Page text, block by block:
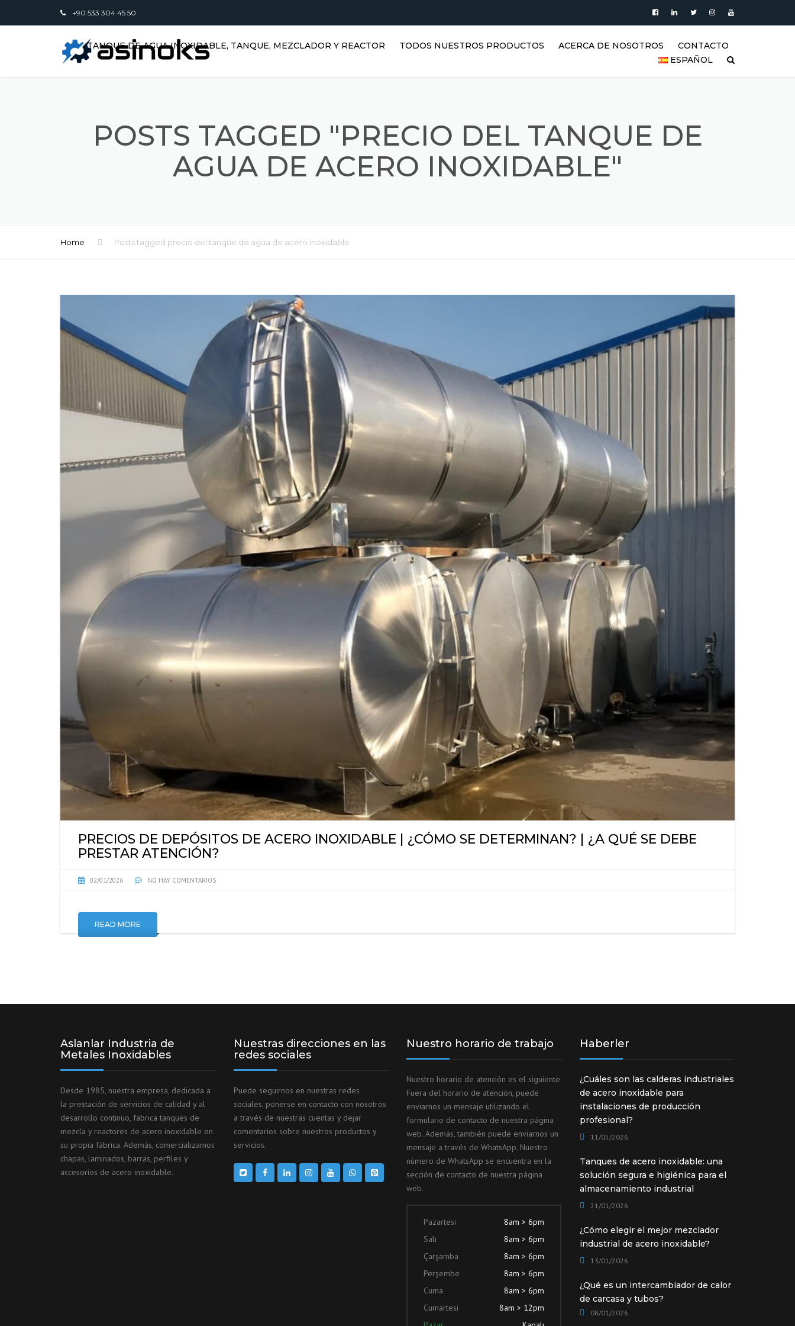
+90 533 304 45 50
TANQUE DE AGUA INOXIDABLE, TANQUE, MEZCLADOR Y REACTOR TODOS NUESTROS PRODUCTOS
TANQUES VERTICALES DE
ACERO INOXIDABLE |
DEPÓSITOS DE AGUA
VERTICALES
ACERCA DE NOSOTROS
BLOG
GALERÍA DE TANQUES DE
ACERO INOXIDABLE Y
CONTACTO
ESPAÑOL
TÜRKÇE
POSTS TAGGED "PRECIO DEL TANQUE DE
AGUA DE ACERO INOXIDABLE"
Home Posts tagged precio del tanque de agua de acero inoxidable
PRECIOS DE DEPÓSITOS DE ACERO INOXIDABLE | ¿CÓMO SE DETERMINAN? | ¿A QUÉ SE DEBE
PRESTAR ATENCIÓN?
02/01/2026 NO HAY COMENTARIOS
READ MORE
Aslanlar Industria de
Metales Inoxidables
Desde 1985, nuestra empresa, dedicada a
la prestación de servicios de calidad y al
desarrollo continuo, fabrica tanques de
mezcla y reactores de acero inoxidable en
su propia fábrica. Además, comercializamos
chapas, laminados, barras, perfiles y
accesorios de acero inoxidable.
Nuestras direcciones en las
redes sociales
Puede seguirnos en nuestras redes
sociales, ponerse en contacto con nosotros
a través de nuestras cuentas y dejar
comentarios sobre nuestros productos y
servicios.
Nuestro horario de trabajo
Nuestro horario de atención es el siguiente.
Fuera del horario de atención, puede
enviarnos un mensaje utilizando el
formulario de contacto de nuestra página
web. Además, también puede enviarnos un
mensaje a través de WhatsApp. Nuestro
número de WhatsApp se encuentra en la
sección de contacto de nuestra página
web.
Pazartesi
8am > 6pm
Salı
8am > 6pm
Çarşamba
8am > 6pm
Perşembe
8am > 6pm
Cuma
8am > 6pm
Cumartesi
8am > 12pm
Haberler
¿Cuáles son las calderas industriales
de acero inoxidable para
instalaciones de producción
profesional?
11/05/2026
Tanques de acero inoxidable: una
solución segura e higiénica para el
almacenamiento industrial
21/01/2026
¿Cómo elegir el mejor mezclador
industrial de acero inoxidable?
13/01/2026
¿Qué es un intercambiador de calor
de carcasa y tubos?
08/01/2026